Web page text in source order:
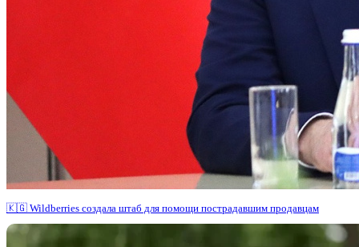
🇰🇬 Wildberries создала штаб для помощи пострадавшим продавцам